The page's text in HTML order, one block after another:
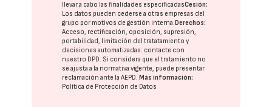
llevar a cabo las finalidades especificadasCesión:
Los datos pueden cederse a otras empresas del
grupo por motivos de gestión interna.Derechos:
Acceso, rectificación, oposición, supresión,
portabilidad, limitación del tratatamiento y
decisiones automatizadas: contacte con
nuestro DPD . Si considera que el tratamiento no
se ajusta a la normativa vigente, puede presentar
reclamación ante laAEPD .Más información:
Política de Protección de Datos